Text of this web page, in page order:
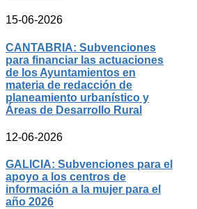
15-06-2026
CANTABRIA: Subvenciones
para financiar las actuaciones
de los Ayuntamientos en
materia de redacción de
planeamiento urbanístico y
Áreas de Desarrollo Rural
12-06-2026
GALICIA: Subvenciones para el
apoyo a los centros de
información a la mujer para el
año 2026